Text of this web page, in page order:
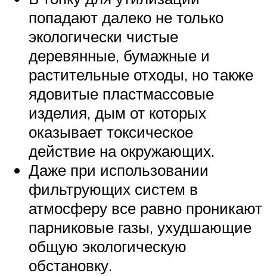
попадают далеко не только
экологически чистые
деревянные, бумажные и
растительные отходы, но также
ядовитые пластмассовые
изделия, дым от которых
оказывает токсическое
действие на окружающих.
Даже при использовании
фильтрующих систем в
атмосферу все равно проникают
парниковые газы, ухудшающие
общую экологическую
обстановку.